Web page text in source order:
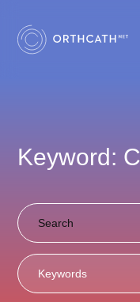
Keyword:
Keywords